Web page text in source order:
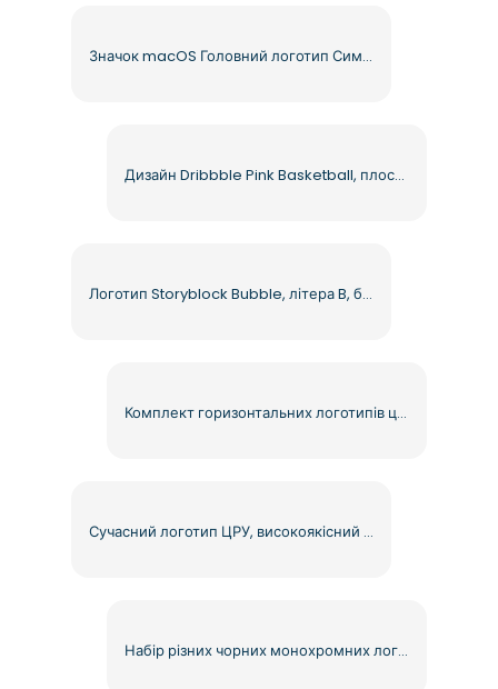
Значок macOS Головний логотип Символ Градієнт X Mark Коло Безкоштовний PNG
Дизайн Dribbble Pink Basketball, плоске коло, безкоштовний PNG
Логотип Storyblock Bubble, літера B, бірюзовий білий, сучасний стиль, безкоштовний PNG
Комплект горизонтальних логотипів цифрового щоденника, безкоштовний PNG
Сучасний логотип ЦРУ, високоякісний прозорий фон, безкоштовний PNG
Набір різних чорних монохромних логотипів Chevrolet безкоштовно PNG